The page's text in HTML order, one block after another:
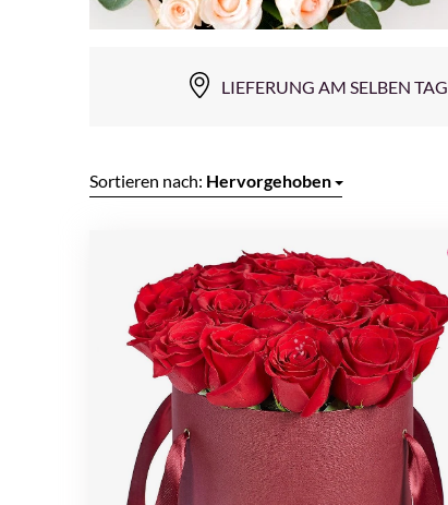
LIEFERUNG AM SELBEN TAG
Sortieren nach: Hervorgehoben